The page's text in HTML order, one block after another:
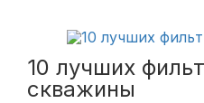
10 лучших
скважины